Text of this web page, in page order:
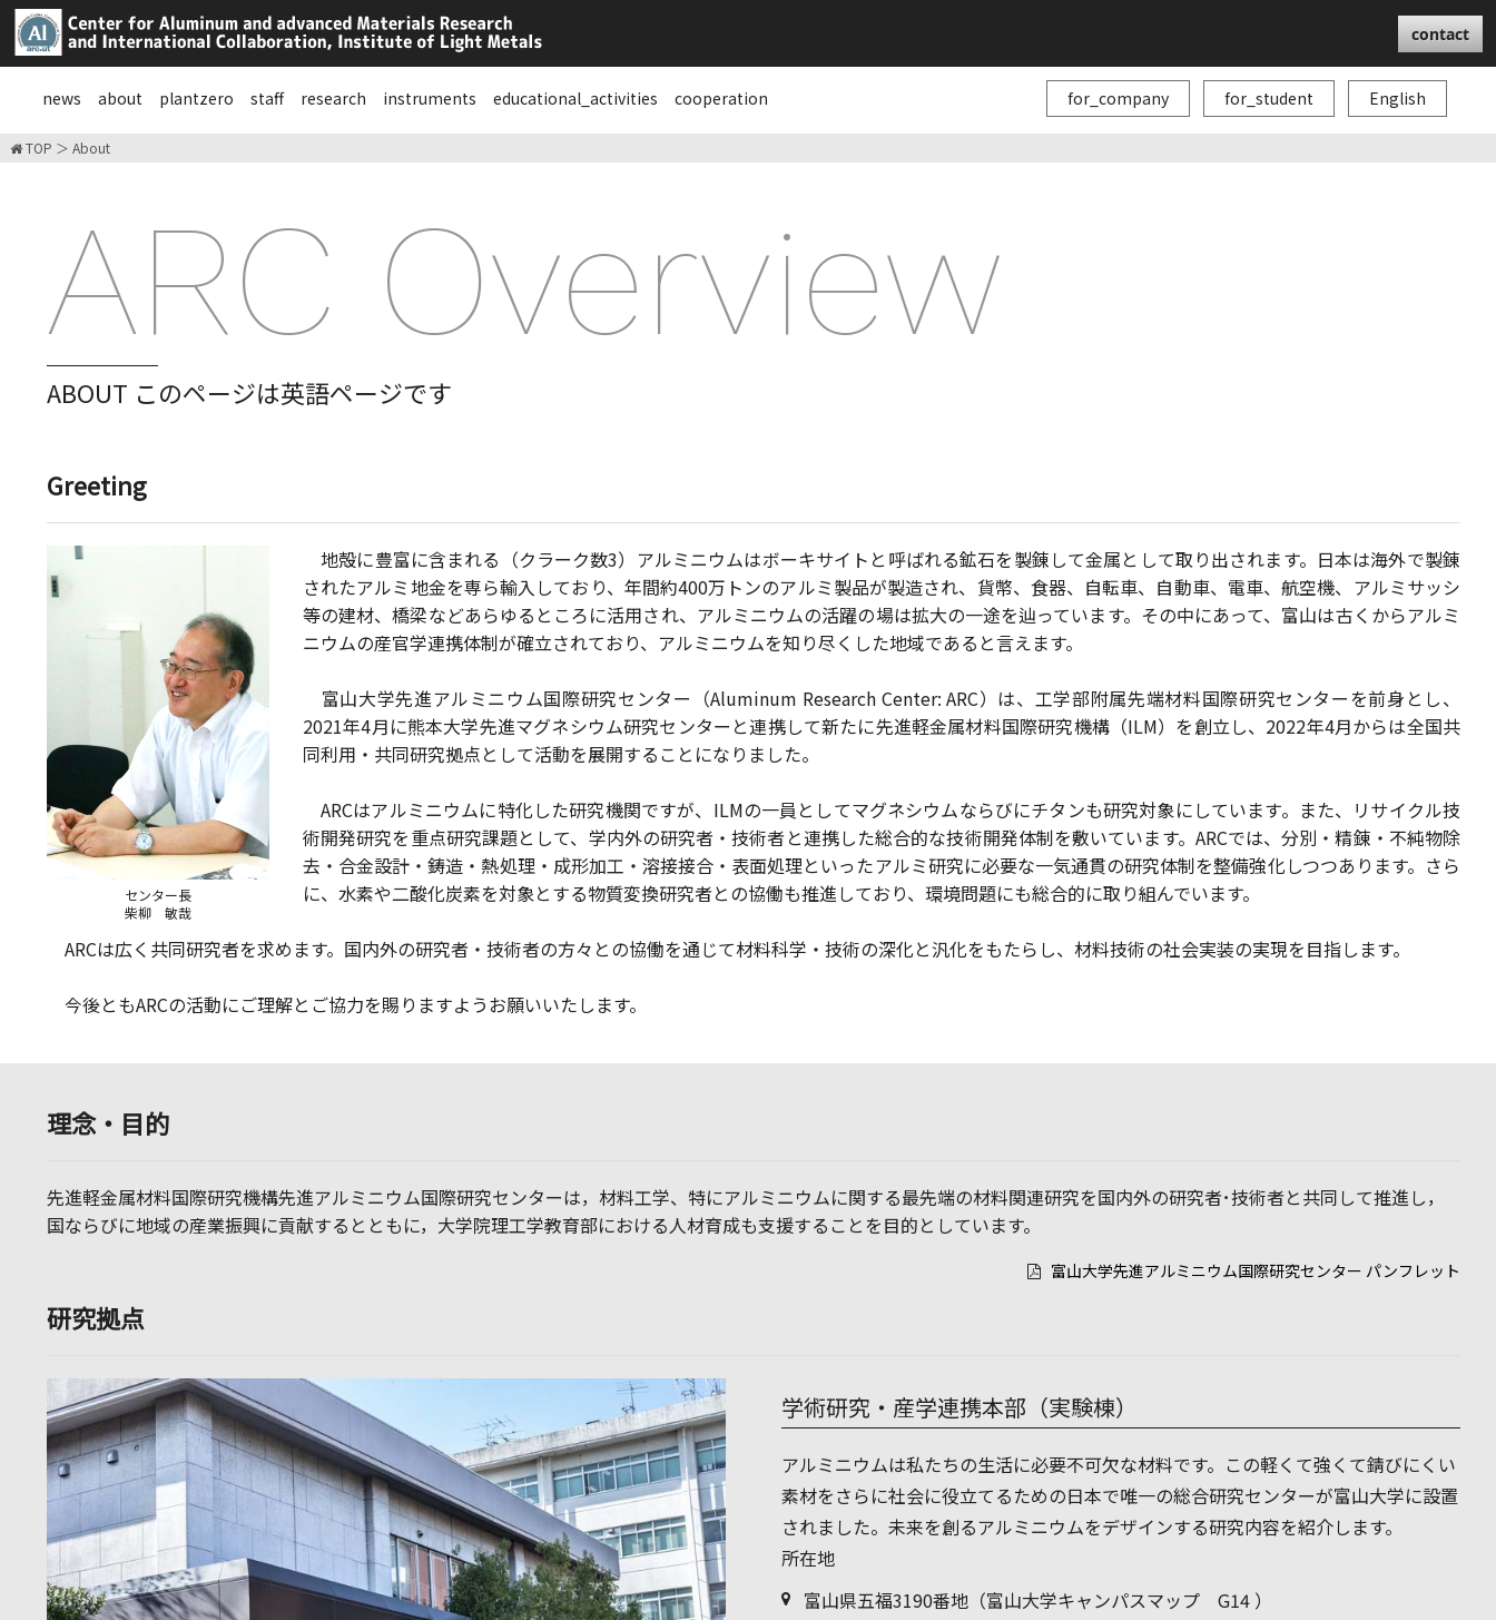
contact
news about plantzero staff research instruments educational_activities cooperation English
for_student
for_company
TOP About
ARC Overview
ABOUT このページは英語ページです
Greeting
センター長
柴柳 敏哉
地殻に豊富に含まれる（クラーク数3）アルミニウムはボーキサイトと呼ばれる鉱石を製錬して金属として取り出されます。日本は海外で製錬
されたアルミ地金を専ら輸入しており、年間約400万トンのアルミ製品が製造され、貨幣、食器、自転車、自動車、電車、航空機、アルミサッシ
等の建材、橋梁などあらゆるところに活用され、アルミニウムの活躍の場は拡大の一途を辿っています。その中にあって、富山は古くからアルミ
ニウムの産官学連携体制が確立されており、アルミニウムを知り尽くした地域であると言えます。
富山大学先進アルミニウム国際研究センター（Aluminum Research Center: ARC）は、工学部附属先端材料国際研究センターを前身とし、
2021年4月に熊本大学先進マグネシウム研究センターと連携して新たに先進軽金属材料国際研究機構（ILM）を創立し、2022年4月からは全国共
同利用・共同研究拠点として活動を展開することになりました。
ARCはアルミニウムに特化した研究機関ですが、ILMの一員としてマグネシウムならびにチタンも研究対象にしています。また、リサイクル技
術開発研究を重点研究課題として、学内外の研究者・技術者と連携した総合的な技術開発体制を敷いています。ARCでは、分別・精錬・不純物除
去・合金設計・鋳造・熱処理・成形加工・溶接接合・表面処理といったアルミ研究に必要な一気通貫の研究体制を整備強化しつつあります。さら
に、水素や二酸化炭素を対象とする物質変換研究者との協働も推進しており、環境問題にも総合的に取り組んでいます。
ARCは広く共同研究者を求めます。国内外の研究者・技術者の方々との協働を通じて材料科学・技術の深化と汎化をもたらし、材料技術の社会実装の実現を目指します。
今後ともARCの活動にご理解とご協力を賜りますようお願いいたします。
理念・目的
先進軽金属材料国際研究機構先進アルミニウム国際研究センターは，材料工学、特にアルミニウムに関する最先端の材料関連研究を国内外の研究者･技術者と共同して推進し，
国ならびに地域の産業振興に貢献するとともに，大学院理工学教育部における人材育成も支援することを目的としています。
富山大学先進アルミニウム国際研究センター パンフレット
研究拠点
学術研究・産学連携本部（実験棟）
アルミニウムは私たちの生活に必要不可欠な材料です。この軽くて強くて錆びにくい
素材をさらに社会に役立てるための日本で唯一の総合研究センターが富山大学に設置
されました。未来を創るアルミニウムをデザインする研究内容を紹介します。
所在地
富山県五福3190番地（富山大学キャンパスマップ G14 ）